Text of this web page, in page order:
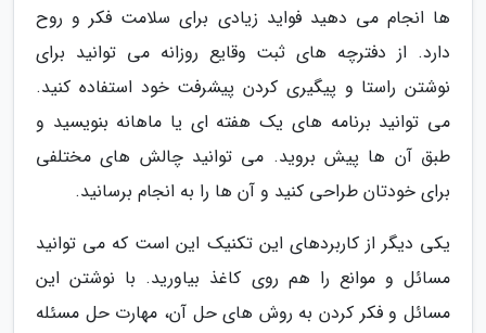
ها انجام می دهید فواید زیادی برای سلامت فکر و روح
دارد. از دفترچه های ثبت وقایع روزانه می توانید برای
نوشتن راستا و پیگیری کردن پیشرفت خود استفاده کنید.
می توانید برنامه های یک هفته ای یا ماهانه بنویسید و
طبق آن ها پیش بروید. می توانید چالش های مختلفی
برای خودتان طراحی کنید و آن ها را به انجام برسانید.
یکی دیگر از کاربردهای این تکنیک این است که می توانید
مسائل و موانع را هم روی کاغذ بیاورید. با نوشتن این
مسائل و فکر کردن به روش های حل آن، مهارت حل مسئله